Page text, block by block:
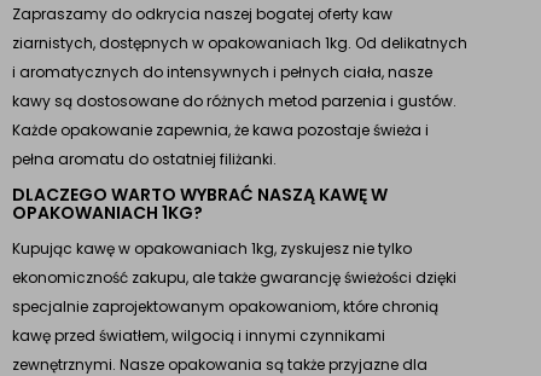
Zapraszamy do odkrycia naszej bogatej oferty kaw
ziarnistych, dostępnych w opakowaniach 1kg. Od delikatnych
i aromatycznych do intensywnych i pełnych ciała, nasze
kawy są dostosowane do różnych metod parzenia i gustów.
Każde opakowanie zapewnia, że kawa pozostaje świeża i
pełna aromatu do ostatniej filiżanki.
DLACZEGO WARTO WYBRAĆ NASZĄ KAWĘ W
OPAKOWANIACH 1KG?
Kupując kawę w opakowaniach 1kg, zyskujesz nie tylko
ekonomiczność zakupu, ale także gwarancję świeżości dzięki
specjalnie zaprojektowanym opakowaniom, które chronią
kawę przed światłem, wilgocią i innymi czynnikami
zewnętrznymi. Nasze opakowania są także przyjazne dla